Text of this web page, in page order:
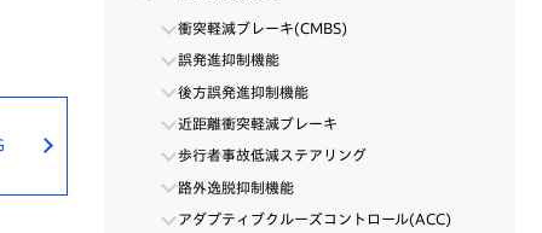
衝突軽減ブレーキ(CMBS)
誤発進抑制機能
後方誤発進抑制機能
近距離衝突軽減ブレーキ
歩行者事故低減ステアリング
路外逸脱抑制機能
アダプティブクルーズコントロール(ACC)